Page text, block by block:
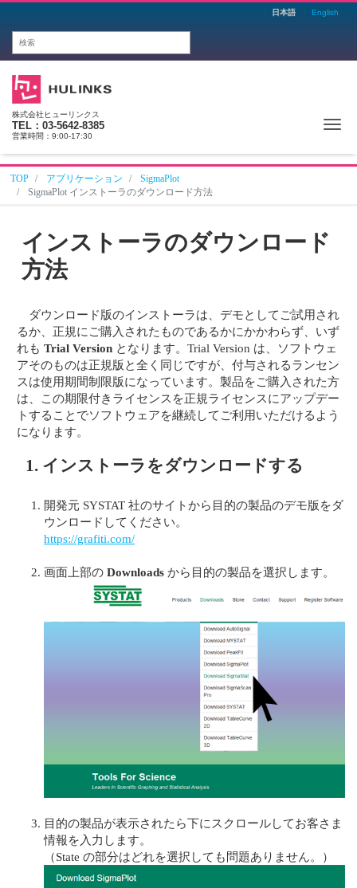
日本語 English
株式会社ヒューリンクス
TEL：03-5642-8385
営業時間：9:00-17:30
TOP アプリケーション
SigmaPlot
SigmaPlot インストーラのダウンロード方法
インストーラのダウンロード
方法
ダウンロード版のインストーラは、デモとしてご試用され
るか、正規にご購入されたものであるかにかかわらず、いず
れもTrial Version となります。Trial Version は、ソフトウェ
アそのものは正規版と全く同じですが、付与されるランセン
スは使用期間制限版になっています。製品をご購入された方
は、この期限付きライセンスを正規ライセンスにアップデー
トすることでソフトウェアを継続してご利用いただけるよう
になります。
1. インストーラをダウンロードする
開発元 SYSTAT 社のサイトから目的の製品のデモ版をダ
ウンロードしてください。
https://grafiti.com/
画面上部の Downloads から目的の製品を選択します。
目的の製品が表示されたら下にスクロールしてお客さま
情報を入力します。
（State の部分はどれを選択しても問題ありません。）